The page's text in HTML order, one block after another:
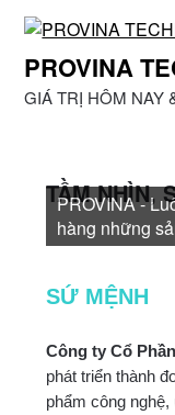
Skip
contentPROVINA
GIÁ TRỊ HÔM NAY
TẦM NHÌN,
PROVINA -
hàng những
SỨ MỆNH
Công ty Cổ
phát triển thành
phẩm công